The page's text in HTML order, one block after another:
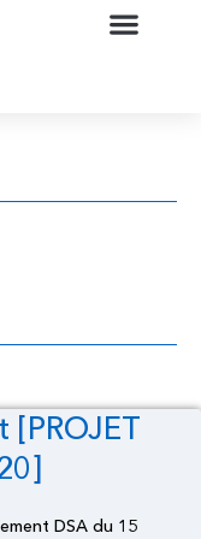
[PROJET
DSA du 15